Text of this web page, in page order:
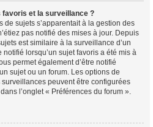
favoris et la surveillance ?
de sujets s’apparentait à la gestion des
pas notifié des mises à jour. Depuis
est similaire à la surveillance d’un
lorsqu’un sujet favoris a été mis à
permet également d’être notifié
sujet ou un forum. Les options de
peuvent être configurées
l’onglet « Préférences du forum ».